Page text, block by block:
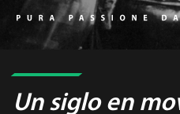
Un siglo en